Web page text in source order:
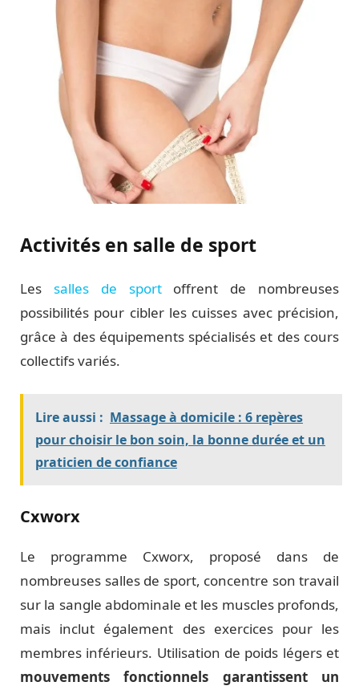
Activités en salle de sport
Les salles de sportoffrent de nombreuses
possibilités pour cibler les cuisses avec précision,
grâce à des équipements spécialisés et des cours
collectifs variés.
Lire aussi : Massage à domicile : 6 repères
pour choisir le bon soin, la bonne durée et un
praticien de confiance
Cxworx
Le programme Cxworx, proposé dans de
nombreuses salles de sport, concentre son travail
sur la sangle abdominale et les muscles profonds,
mais inclut également des exercices pour les
membres inférieurs. Utilisation de poids légers et
mouvements fonctionnels garantissent un